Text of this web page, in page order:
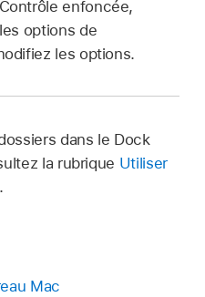
enfoncée,
options de
les options.
dans le Dock
la rubrique Utiliser
.
Mac